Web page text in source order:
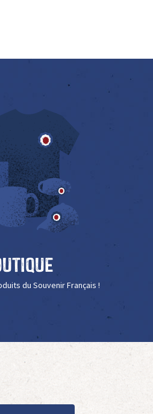
du Souvenir Français !